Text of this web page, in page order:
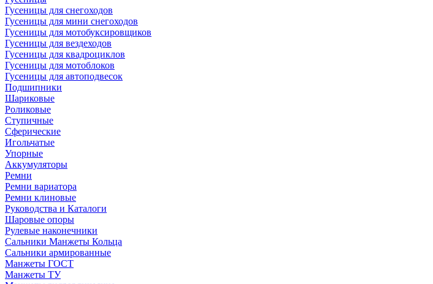
Гусеницы для снегоходов
Гусеницы для мини снегоходов
Гусеницы для мотобуксировщиков
Гусеницы для вездеходов
Гусеницы для квадроциклов
Гусеницы для мотоблоков
Гусеницы для автоподвесок
Подшипники
Шариковые
Роликовые
Ступичные
Сферические
Игольчатые
Упорные
Аккумуляторы
Ремни
Ремни вариатора
Ремни клиновые
Руководства и Каталоги
Шаровые опоры
Рулевые наконечники
Сальники Манжеты Кольца
Сальники армированные
Манжеты ГОСТ
Манжеты ТУ